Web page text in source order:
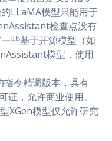
LLaMA模型只能用于
检查点没有
些基于开源模型（如
模型，使用
令精调版本，具有
，允许商业使用。
XGen模型仅允许研究